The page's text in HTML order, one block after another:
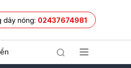
dây nóng: 02437674981